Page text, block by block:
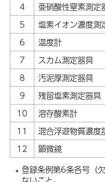
4
亜硝酸性窒素測定
5
塩素イオン濃度測
6
温度計
7
スカム測定器具
8
汚泥厚測定器具
9
残留塩素測定器具
10
溶存酸素計
11
混合浮遊物質濃度
12
顕微鏡
登録条例第6条各号（